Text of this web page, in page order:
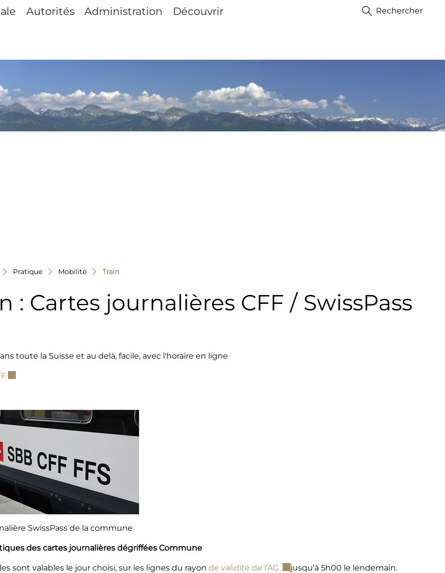
Autorités Administration Découvrir Rechercher
Pratique Mobilité Train(sélectionné)
: Cartes journalières CFF / SwissPass
toute la Suisse et au delà, facile, avec l'horaire en ligne
Ce lien externe va ouvrir une nouvelle fenêtre.
SwissPass de la commune
des cartes journalières dégriffées Commune
sont valables le jour choisi, sur les lignes du rayon de validité de l’AG Ce lien externe va ouvrir une nouvelle
jusqu’à 5h00 le lendemain.